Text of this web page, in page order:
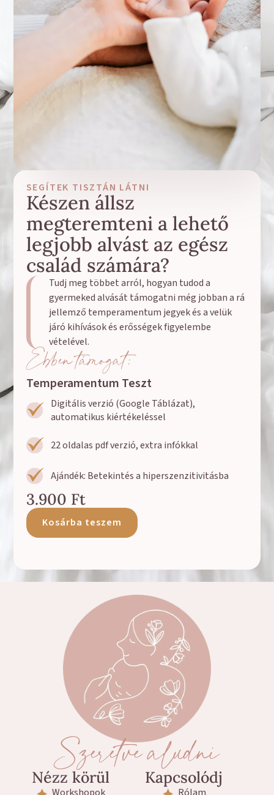
SEGÍTEK TISZTÁN LÁTNI
Készen állsz
megteremteni a lehető
legjobb alvást az egész
család számára?
Tudj meg többet arról, hogyan tudod a
gyermeked alvását támogatni még jobban a rá
jellemző temperamentum jegyek és a velük
járó kihívások és erősségek figyelembe
vételével.
Ebben támogat:
Temperamentum Teszt
Digitális verzió (Google Táblázat),
automatikus kiértékeléssel
22 oldalas pdf verzió, extra infókkal
Ajándék: Betekintés a hiperszenzitivitásba
3.900 Ft
Kosárba teszem
Szeretve aludni
Nézz körül Kapcsolódj